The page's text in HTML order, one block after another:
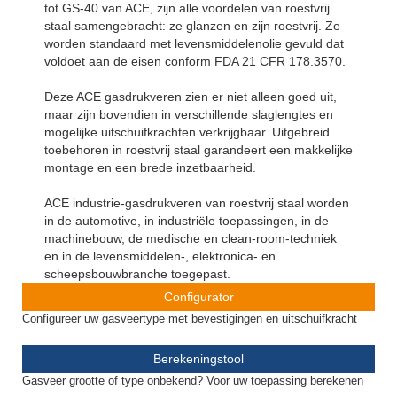
tot GS-40 van ACE, zijn alle voordelen van roestvrij
staal samengebracht: ze glanzen en zijn roestvrij. Ze
worden standaard met levensmiddelenolie gevuld dat
voldoet aan de eisen conform FDA 21 CFR 178.3570.
Deze ACE gasdrukveren zien er niet alleen goed uit,
maar zijn bovendien in verschillende slaglengtes en
mogelijke uitschuifkrachten verkrijgbaar. Uitgebreid
toebehoren in roestvrij staal garandeert een makkelijke
montage en een brede inzetbaarheid.
ACE industrie-gasdrukveren van roestvrij staal worden
in de automotive, in industriële toepassingen, in de
machinebouw, de medische en clean-room-techniek
en in de levensmiddelen-, elektronica- en
scheepsbouwbranche toegepast.
Configurator
Configureer uw gasveertype met bevestigingen en uitschuifkracht
Berekeningstool
Gasveer grootte of type onbekend? Voor uw toepassing berekenen